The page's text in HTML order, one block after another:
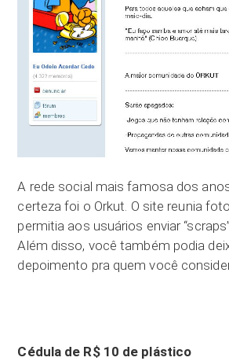
A rede social mais famosa dos
certeza foi o Orkut. O site reunia
permitia aos usuários enviar
Além disso, você também podia
depoimento pra quem você
Cédula de R$ 10 de plástico